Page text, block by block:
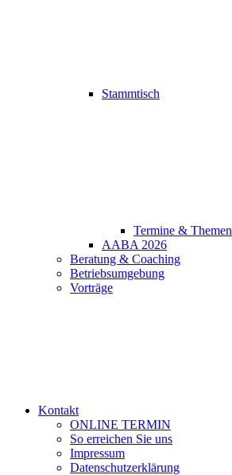
Stammtisch
Termine & Themen
AABA 2026
Beratung & Coaching
Betriebsumgebung
Vorträge
Kontakt
ONLINE TERMIN
So erreichen Sie uns
Impressum
Datenschutzerklärung